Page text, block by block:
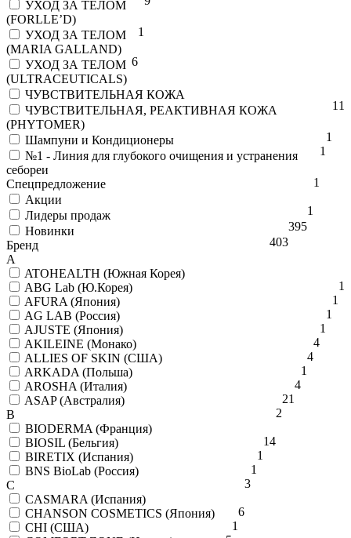
УХОД ЗА ТЕЛОМ
(FORLLE’D)
1
УХОД ЗА ТЕЛОМ
(MARIA GALLAND)
6
УХОД ЗА ТЕЛОМ
(ULTRACEUTICALS)
1
ЧУВСТВИТЕЛЬНАЯ КОЖА
1
ЧУВСТВИТЕЛЬНАЯ, РЕАКТИВНАЯ КОЖА
(PHYTOMER)
1
Шампуни и Кондиционеры
1
№1 - Линия для глубокого очищения и устранения
себореи
1
Спецпредложение
Акции
1
Лидеры продаж
395
Новинки
403
Бренд
A
ATOHEALTH (Южная Корея)
1
ABG Lab (Ю.Корея)
1
AFURA (Япония)
1
AG LAB (Россия)
1
AJUSTE (Япония)
4
AKILEINE (Монако)
4
ALLIES OF SKIN (США)
1
ARKADA (Польша)
4
AROSHA (Италия)
21
ASAP (Австралия)
2
B
BIODERMA (Франция)
14
BIOSIL (Бельгия)
1
BIRETIX (Испания)
1
BNS BioLab (Россия)
3
C
CASMARA (Испания)
6
CHANSON COSMETICS (Япония)
1
CHI (США)